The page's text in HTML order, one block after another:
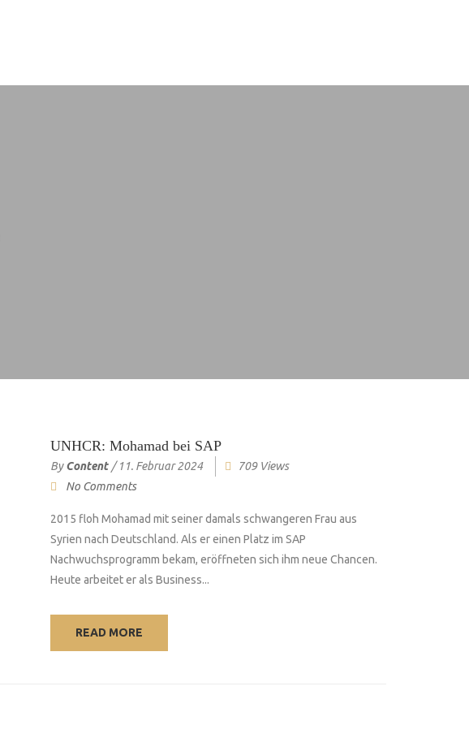
UNHCR: Mohamad bei SAP
By Content /11. Februar 2024
709 Views
No Comments
2015 floh Mohamad mit seiner damals schwangeren Frau aus
Syrien nach Deutschland. Als er einen Platz im SAP
Nachwuchsprogramm bekam, eröffneten sich ihm neue Chancen.
Heute arbeitet er als Business...
READ MORE